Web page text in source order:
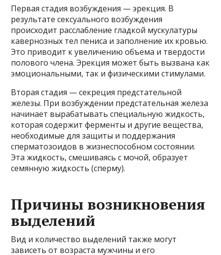
Первая стадия возбуждения — эрекция. В
результате сексуального возбуждения
происходит расслабление гладкой мускулатуры
кавернозных тел пениса и заполнение их кровью.
Это приводит к увеличению объема и твердости
полового члена. Эрекция может быть вызвана как
эмоциональными, так и физическими стимулами.
Вторая стадия — секреция предстательной
железы. При возбуждении предстательная железа
начинает вырабатывать специальную жидкость,
которая содержит ферменты и другие вещества,
необходимые для защиты и поддержания
сперматозоидов в жизнеспособном состоянии.
Эта жидкость, смешиваясь с мочой, образует
семянную жидкость (сперму).
Причины возникновения
выделений
Вид и количество выделений также могут
зависеть от возраста мужчины и его